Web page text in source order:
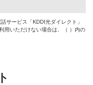
サービス「KDDI光ダイレクト」
用いただけない場合は、（ ）内の